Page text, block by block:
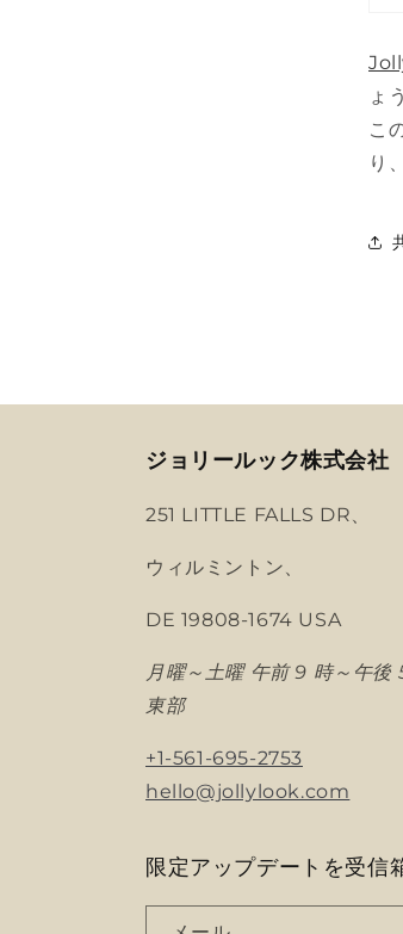
ょ
こ
り
ジョリールック株式会社
251 LITTLE FALLS DR、
ウィルミントン、
DE 19808-1674 USA
月曜～土曜 午前 9 時～午後
東部
+1-561-695-2753
hello@jollylook.com
限定アップデートを受信